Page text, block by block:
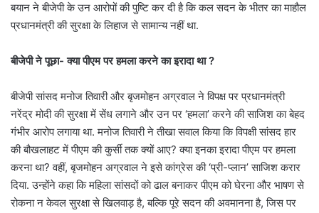
बयान ने बीजेपी के उन आरोपों की पुष्टि कर दी है कि कल सदन के भीतर का माहौल
प्रधानमंत्री की सुरक्षा के लिहाज से सामान्य नहीं था.
बीजेपी ने पूछा- क्‍या पीएम पर हमला करने का इरादा था ?
बीजेपी सांसद मनोज तिवारी और बृजमोहन अग्रवाल ने विपक्ष पर प्रधानमंत्री
नरेंद्र मोदी की सुरक्षा में सेंध लगाने और उन पर ‘हमला’ करने की साजिश का बेहद
गंभीर आरोप लगाया था. मनोज तिवारी ने तीखा सवाल किया कि विपक्षी सांसद हार
की बौखलाहट में पीएम की कुर्सी तक क्यों आए? क्या इनका इरादा पीएम पर हमला
करना था? वहीं, बृजमोहन अग्रवाल ने इसे कांग्रेस की ‘प्री-प्लान’ साजिश करार
दिया. उन्होंने कहा कि महिला सांसदों को ढाल बनाकर पीएम को घेरना और भाषण से
रोकना न केवल सुरक्षा से खिलवाड़ है, बल्कि पूरे सदन की अवमानना है, जिस पर